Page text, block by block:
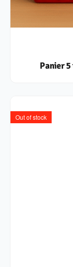
Panier
Out of stock